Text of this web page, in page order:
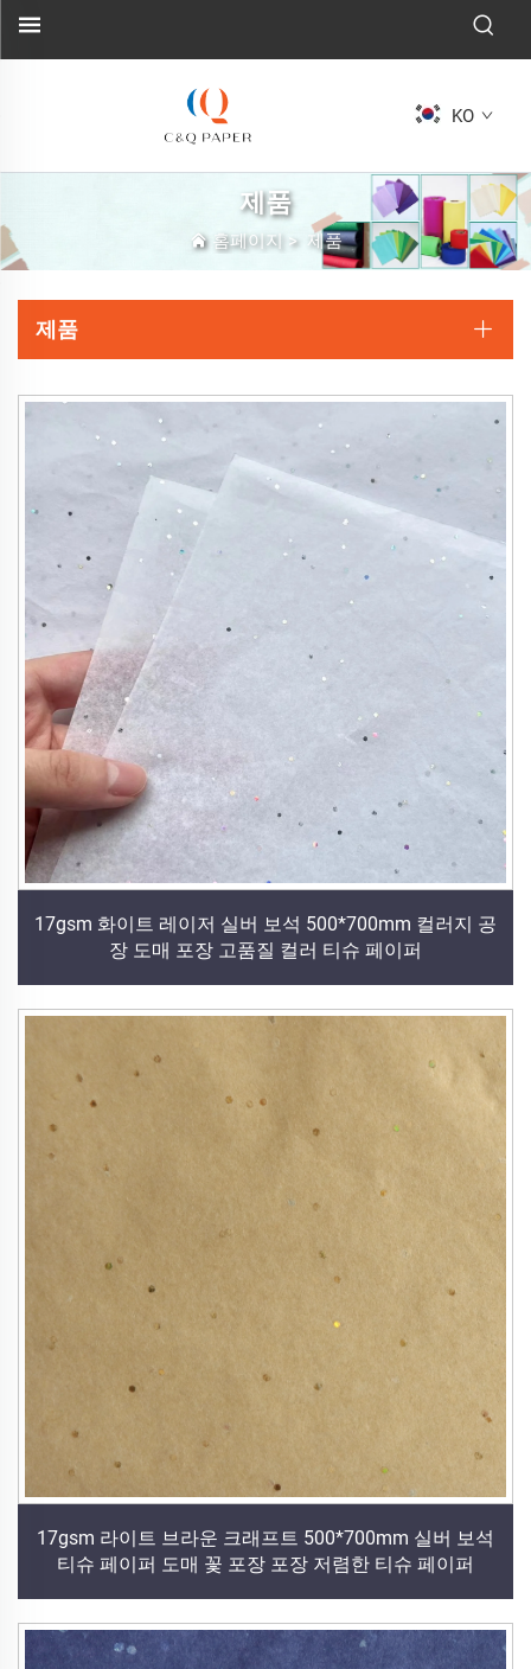
KO
제품
홈페이지 > 제품
제품
17gsm 화이트 레이저 실버 보석 500*700mm 컬러지 공
장 도매 포장 고품질 컬러 티슈 페이퍼
17gsm 라이트 브라운 크래프트 500*700mm 실버 보석
티슈 페이퍼 도매 꽃 포장 포장 저렴한 티슈 페이퍼